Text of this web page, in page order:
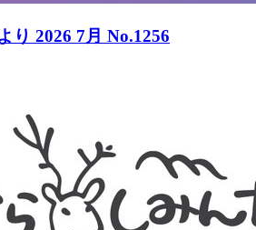
り 2026 7月 No.1256